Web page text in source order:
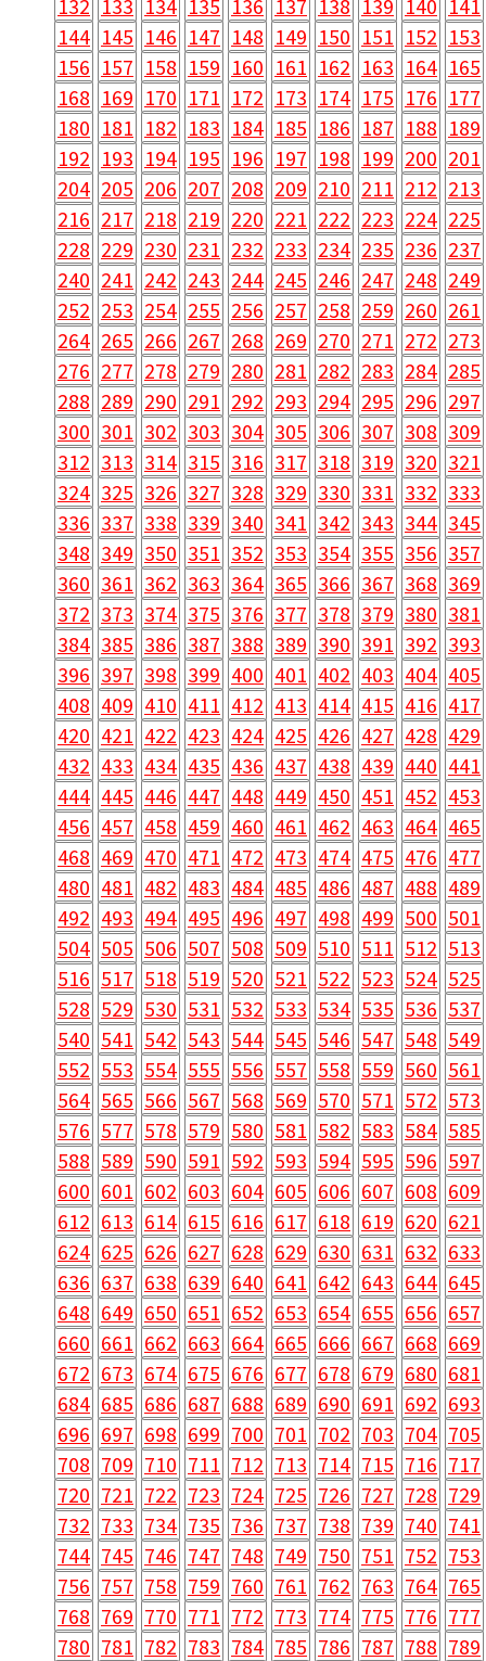
132 133 134 135 136 137 138 139 140 141
144 145 146 147 148 149 150 151 152 153
156 157 158 159 160 161 162 163 164 165
168 169 170 171 172 173 174 175 176 177
180 181 182 183 184 185 186 187 188 189
192 193 194 195 196 197 198 199 200 201
204 205 206 207 208 209 210 211 212 213
216 217 218 219 220 221 222 223 224 225
228 229 230 231 232 233 234 235 236 237
240 241 242 243 244 245 246 247 248 249
252 253 254 255 256 257 258 259 260 261
264 265 266 267 268 269 270 271 272 273
276 277 278 279 280 281 282 283 284 285
288 289 290 291 292 293 294 295 296 297
300 301 302 303 304 305 306 307 308 309
312 313 314 315 316 317 318 319 320 321
324 325 326 327 328 329 330 331 332 333
336 337 338 339 340 341 342 343 344 345
348 349 350 351 352 353 354 355 356 357
360 361 362 363 364 365 366 367 368 369
372 373 374 375 376 377 378 379 380 381
384 385 386 387 388 389 390 391 392 393
396 397 398 399 400 401 402 403 404 405
408 409 410 411 412 413 414 415 416 417
420 421 422 423 424 425 426 427 428 429
432 433 434 435 436 437 438 439 440 441
444 445 446 447 448 449 450 451 452 453
456 457 458 459 460 461 462 463 464 465
468 469 470 471 472 473 474 475 476 477
480 481 482 483 484 485 486 487 488 489
492 493 494 495 496 497 498 499 500 501
504 505 506 507 508 509 510 511 512 513
516 517 518 519 520 521 522 523 524 525
528 529 530 531 532 533 534 535 536 537
540 541 542 543 544 545 546 547 548 549
552 553 554 555 556 557 558 559 560 561
564 565 566 567 568 569 570 571 572 573
576 577 578 579 580 581 582 583 584 585
588 589 590 591 592 593 594 595 596 597
600 601 602 603 604 605 606 607 608 609
612 613 614 615 616 617 618 619 620 621
624 625 626 627 628 629 630 631 632 633
636 637 638 639 640 641 642 643 644 645
648 649 650 651 652 653 654 655 656 657
660 661 662 663 664 665 666 667 668 669
672 673 674 675 676 677 678 679 680 681
684 685 686 687 688 689 690 691 692 693
696 697 698 699 700 701 702 703 704 705
708 709 710 711 712 713 714 715 716 717
720 721 722 723 724 725 726 727 728 729
732 733 734 735 736 737 738 739 740 741
744 745 746 747 748 749 750 751 752 753
756 757 758 759 760 761 762 763 764 765
768 769 770 771 772 773 774 775 776 777
780 781 782 783 784 785 786 787 788 789